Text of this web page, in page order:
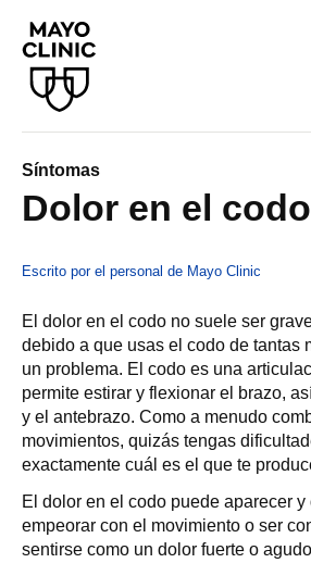
Síntomas
Dolor en el codo
Escrito por el personal de Mayo Clinic
El dolor en el codo no suele ser
debido a que usas el codo de tantas
un problema. El codo es una
permite estirar y flexionar el brazo,
y el antebrazo. Como a menudo
movimientos, quizás tengas
exactamente cuál es el que te
El dolor en el codo puede aparecer y
empeorar con el movimiento o ser
sentirse como un dolor fuerte o